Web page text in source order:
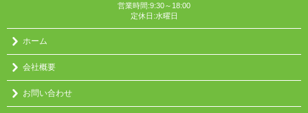
営業時間:9:30～18:00
定休日:水曜日
ホーム
会社概要
お問い合わせ